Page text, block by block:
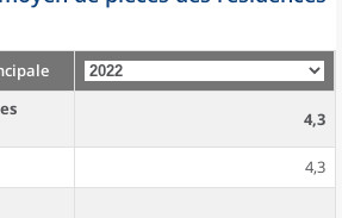
4,3
4,3